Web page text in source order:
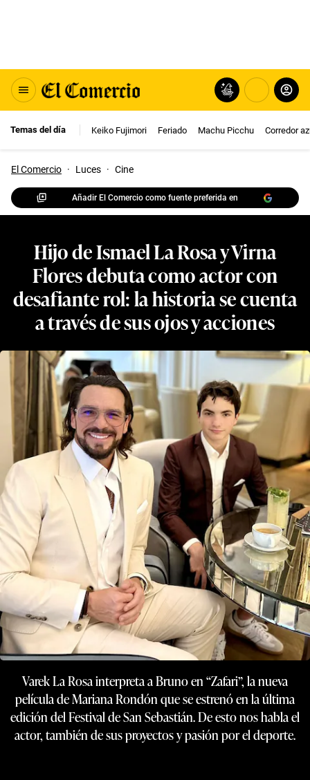
Temas del día Keiko Fujimori Feriado Machu Picchu Corredor
El Comercio · Luces · Cine
Añadir El Comercio como fuente preferida en
Hijo de Ismael La Rosa y Virna
Flores debuta como actor con
desafiante rol: la historia se cuenta
a través de sus ojos y acciones
Varek La Rosa interpreta a Bruno en “Zafari”, la nueva
película de Mariana Rondón que se estrenó en la última
edición del Festival de San Sebastián. De esto nos habla el
actor, también de sus proyectos y pasión por el deporte.